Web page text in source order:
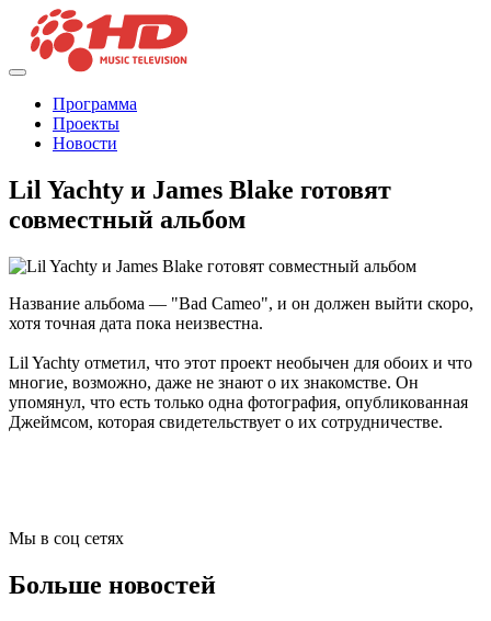
Программа
Проекты
Новости
Lil Yachty и James Blake готовят
совместный альбом
Название альбома — "Bad Cameo", и он должен выйти скоро,
хотя точная дата пока неизвестна.
Lil Yachty отметил, что этот проект необычен для обоих и что
многие, возможно, даже не знают о их знакомстве. Он
упомянул, что есть только одна фотография, опубликованная
Джеймсом, которая свидетельствует о их сотрудничестве.
Мы в соц сетях
Больше новостей